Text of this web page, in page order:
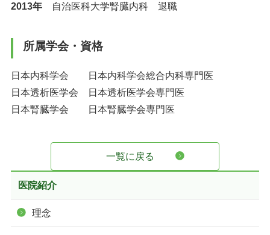
2013年 自治医科大学腎臓内科 退職
所属学会・資格
日本内科学会 日本内科学会総合内科専門医
日本透析医学会 日本透析医学会専門医
日本腎臓学会 日本腎臓学会専門医
一覧に戻る
医院紹介
理念